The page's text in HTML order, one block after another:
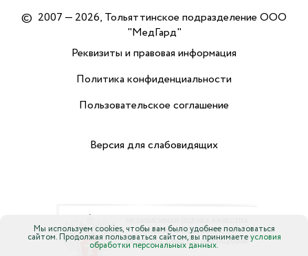
© 2007 — 2026, Тольяттинское подразделение ООО
"МедГард"
Реквизиты и правовая информация
Политика конфиденциальности
Пользовательское соглашение
Версия для слабовидящих
Мы используем cookies, чтобы вам было удобнее пользоваться
сайтом. Продолжая пользоваться сайтом, вы принимаетеусловия
обработки персональных данных.